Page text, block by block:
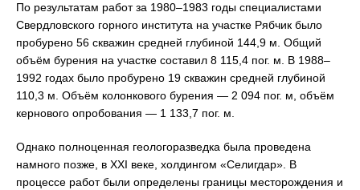
По результатам работ за 1980–1983 годы специалистами
Свердловского горного института на участке Рябчик было
пробурено 56 скважин средней глубиной 144,9 м. Общий
объём бурения на участке составил 8 115,4 пог. м. В 1988–
1992 годах было пробурено 19 скважин средней глубиной
110,3 м. Объём колонкового бурения — 2 094 пог. м, объём
кернового опробования — 1 133,7 пог. м.
Однако полноценная геологоразведка была проведена
намного позже, в XXI веке, холдингом «Селигдар». В
процессе работ были определены границы месторождения и